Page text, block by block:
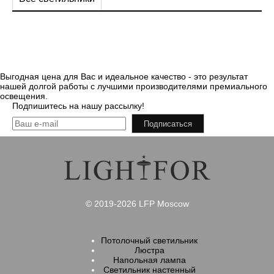
Выгодная цена для Вас и идеальное качество - это результат
нашей долгой работы с лучшими производителями премиального
освещения.
Подпишитесь на нашу рассылку!
Подписаться
© 2019-2026 LFP Moscow
Потолочный светильник
Люстра
Напольная лампа
Светильник настенный